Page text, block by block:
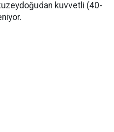
kuvvetli (40-